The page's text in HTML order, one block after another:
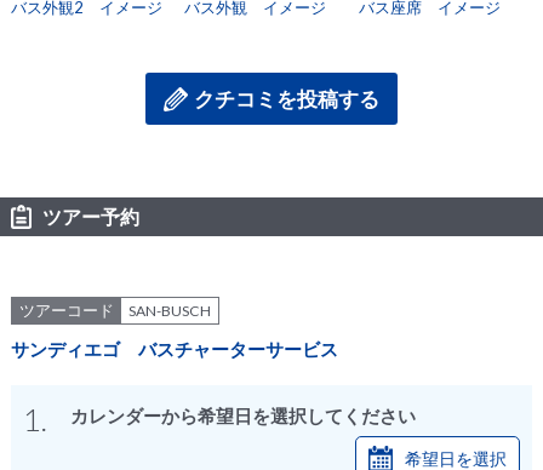
バス外観2 イメージ バス外観 イメージ バス座席 イメージ
クチコミを投稿する
ツアー予約
ツアーコード SAN-BUSCH
サンディエゴ バスチャーターサービス
1. カレンダーから希望日を選択してください
希望日を選択